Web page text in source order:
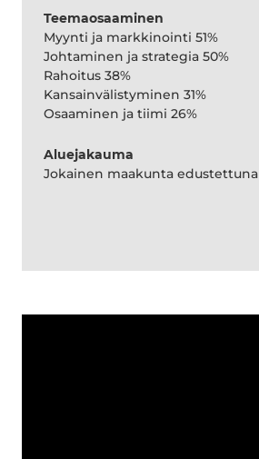
Teemaosaaminen
Myynti ja markkinointi 51%
Johtaminen ja strategia 50%
Rahoitus 38%
Kansainvälistyminen 31%
Osaaminen ja tiimi 26%
Aluejakauma
Jokainen maakunta edustettuna